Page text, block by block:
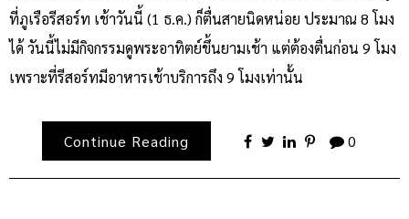
ที่ภูเรือรีสอร์ท เช้าวันนี้ (1 ธ.ค.) ก็ตื่นสายนิดหน่อย ประมาณ 8 โมง
ได้ วันนี้ไม่มีกิจกรรมดูพระอาทิตย์ขึ้นยามเช้า แต่ต้องตื่นก่อน 9 โมง
เพราะที่รีสอร์ทมีอาหารเช้าบริการถึง 9 โมงเท่านั้น
Continue Reading 0